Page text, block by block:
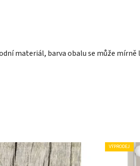
materiál, barva obalu se může
VÝPRODEJ